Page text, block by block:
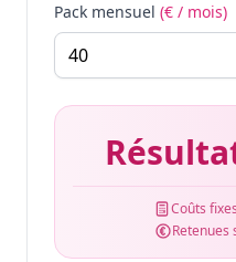
Pack mensuel (€ / mois)
Coûts
Retenues